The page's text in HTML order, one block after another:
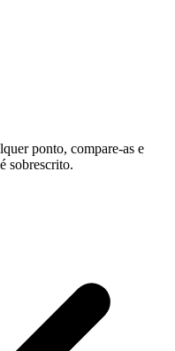
ponto, compare-as e
sobrescrito.